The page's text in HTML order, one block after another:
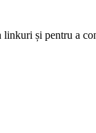
și pentru a